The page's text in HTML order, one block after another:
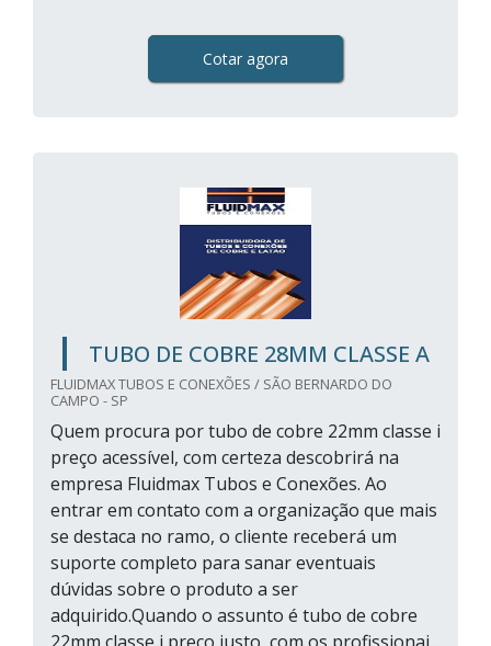
Cotar agora
TUBO DE COBRE 28MM CLASSE A
FLUIDMAX TUBOS E CONEXÕES / SÃO BERNARDO DO
CAMPO - SP
Quem procura por tubo de cobre 22mm classe i
preço acessível, com certeza descobrirá na
empresa Fluidmax Tubos e Conexões. Ao
entrar em contato com a organização que mais
se destaca no ramo, o cliente receberá um
suporte completo para sanar eventuais
dúvidas sobre o produto a ser
adquirido.Quando o assunto é tubo de cobre